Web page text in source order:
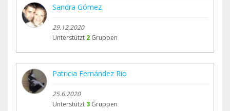
Sandra Gómez
29.12.2020
Unterstützt 2 Gruppen
Patricia Fernández Rio
25.6.2020
Unterstützt 3 Gruppen